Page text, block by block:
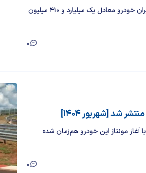
قیمت لیپ موتور T03 از سوی شتابران خودرو معادل یک میلیارد و ۴۱۰ میلیون
0
اعلام شرایط پیش فروش تانک ۳۰۰ با آغاز مونتاژ این خودرو هم‌زمان شده
0